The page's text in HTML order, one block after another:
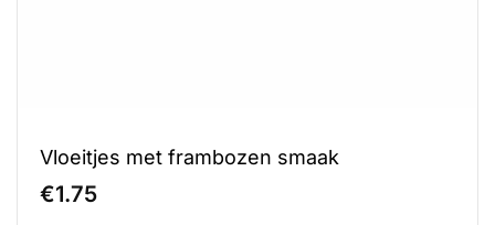
Vloeitjes met frambozen smaak
€1.75